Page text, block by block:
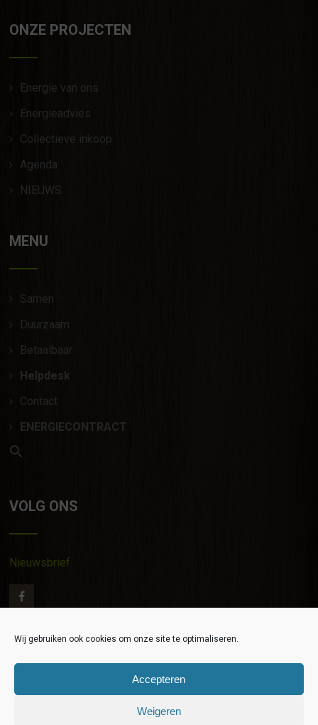
Wij gebruiken ook cookies om onze site te optimaliseren.
Accepteren
Weigeren
ONZE PROJECTEN
Energie van ons
Energieadvies
Collectieve inkoop
Agenda
NIEUWS
MENU
Samen
Duurzaam
Betaalbaar
Helpdesk
Contact
ENERGIECONTRACT
VOLG ONS
Nieuwsbrief
Contact|Privacy verklaring|Algemene Voorwaarden
EGR 2020